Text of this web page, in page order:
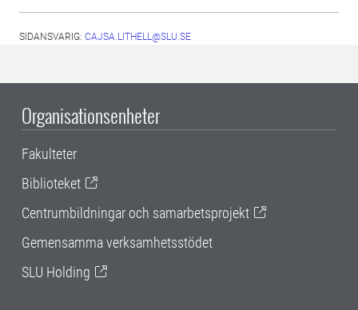
SIDANSVARIG: CAJSA.LITHELL@SLU.SE
Organisationsenheter
Fakulteter
Biblioteket
Centrumbildningar och samarbetsprojekt
Gemensamma verksamhetsstödet
SLU Holding